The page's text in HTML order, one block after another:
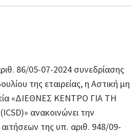
86/05-07-2024 συνεδρίασης
της εταιρείας, η Αστική μη
«ΔΙΕΘΝΕΣ ΚΕΝΤΡΟ ΓΙΑ ΤΗ
ανακοινώνει την
της υπ. αριθ. 948/09-